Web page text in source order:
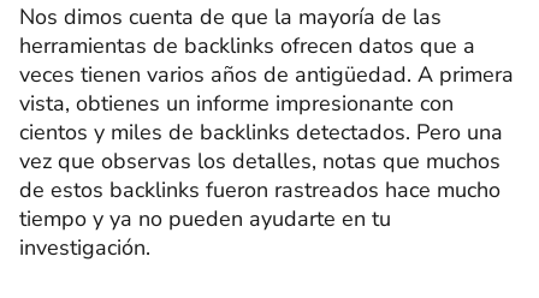
Nos dimos cuenta de que la mayoría de las
herramientas de backlinks ofrecen datos que a
veces tienen varios años de antigüedad. A primera
vista, obtienes un informe impresionante con
cientos y miles de backlinks detectados. Pero una
vez que observas los detalles, notas que muchos
de estos backlinks fueron rastreados hace mucho
tiempo y ya no pueden ayudarte en tu
investigación.